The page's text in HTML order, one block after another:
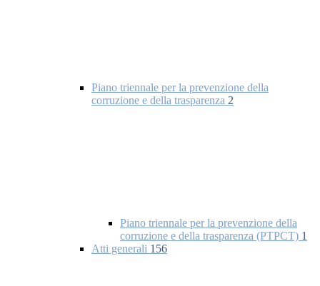
Piano triennale per la prevenzione della
corruzione e della trasparenza 2
Piano triennale per la prevenzione della
corruzione e della trasparenza (PTPCT) 1
Atti generali 156